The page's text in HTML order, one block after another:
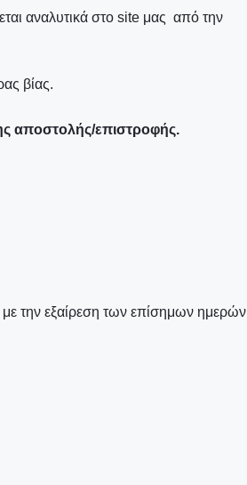
αναλυτικά στο site μας από την
βίας.
αποστολής/επιστροφής.
την εξαίρεση των επίσημων ημερών